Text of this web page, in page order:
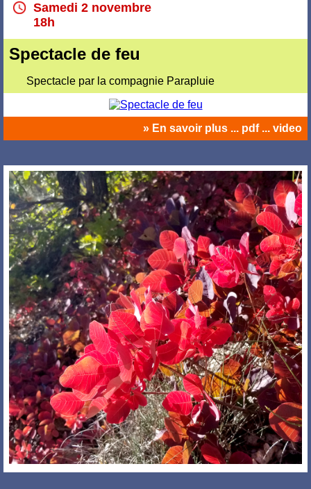
Samedi 2 novembre
18h
Spectacle de feu
Spectacle par la compagnie Parapluie
» En savoir plus ... pdf ... video